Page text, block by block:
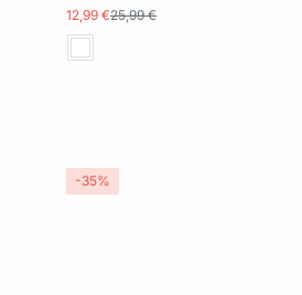
12,99 €25,99 €
-35%